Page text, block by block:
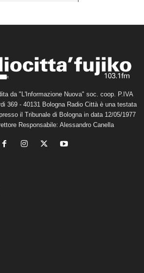
da "L'Informazione Nuova" soc. coop. P.IVA
369 - 40131 Bologna Radio Città è una testata
il Tribunale di Bologna in data 12/05/1977
Responsabile: Alessandro Canella